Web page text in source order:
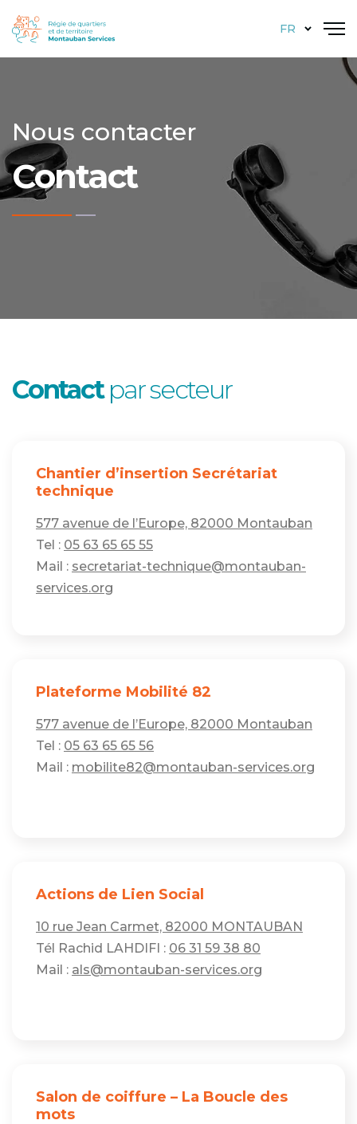
FR
Nous contacter
Contact
Contact par secteur
Chantier d’insertion Secrétariat
technique
577 avenue de l’Europe, 82000 Montauban
Tel : 05 63 65 65 55
Mail : secretariat-technique@montauban-
services.org
Plateforme Mobilité 82
577 avenue de l’Europe, 82000 Montauban
Tel : 05 63 65 65 56
Mail : mobilite82@montauban-services.org
Actions de Lien Social
10 rue Jean Carmet, 82000 MONTAUBAN
Tél Rachid LAHDIFI : 06 31 59 38 80
Mail : als@montauban-services.org
Salon de coiffure – La Boucle des
mots